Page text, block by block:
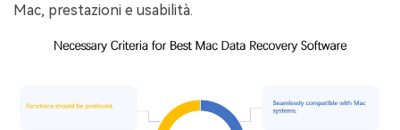
Mac, prestazioni e usabilità.